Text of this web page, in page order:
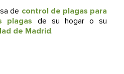
de control de plagas para
plagas de su hogar o su
de Madrid.